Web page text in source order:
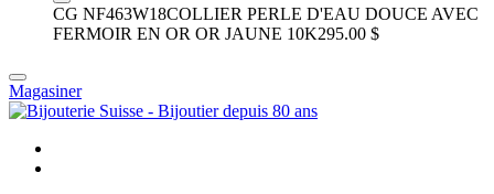
CG NF463W18COLLIER PERLE D'EAU DOUCE AVEC
FERMOIR EN OR OR JAUNE 10K295.00 $
Magasiner